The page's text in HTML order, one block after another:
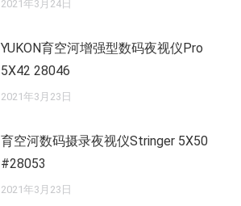
2021年3月24日
YUKON育空河增强型数码夜视仪Pro
5X42 28046
2021年3月23日
育空河数码摄录夜视仪Stringer 5X50
#28053
2021年3月23日